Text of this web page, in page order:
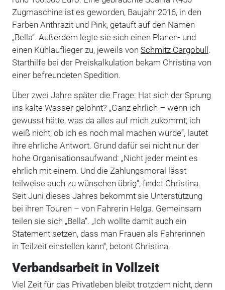
Zugmaschine ist es geworden, Baujahr 2016, in den
Farben Anthrazit und Pink, getauft auf den Namen
„Bella“. Außerdem legte sie sich einen Planen- und
einen Kühlauflieger zu, jeweils von Schmitz Cargobull.
Starthilfe bei der Preiskalkulation bekam Christina von
einer befreundeten Spedition.
Über zwei Jahre später die Frage: Hat sich der Sprung
ins kalte Wasser gelohnt? „Ganz ehrlich – wenn ich
gewusst hätte, was da alles auf mich zukommt; ich
weiß nicht, ob ich es noch mal machen würde“, lautet
ihre ehrliche Antwort. Grund dafür sei nicht nur der
hohe Organisationsaufwand: „Nicht jeder meint es
ehrlich mit einem. Und die Zahlungsmoral lässt
teilweise auch zu wünschen übrig“, findet Christina.
Seit Juni dieses Jahres bekommt sie Unterstützung
bei ihren Touren – von Fahrerin Helga. Gemeinsam
teilen sie sich „Bella“. „Ich wollte damit auch ein
Statement setzen, dass man Frauen als Fahrerinnen
in Teilzeit einstellen kann“, betont Christina.
Verbandsarbeit in Vollzeit
Viel Zeit für das Privatleben bleibt trotzdem nicht, denn